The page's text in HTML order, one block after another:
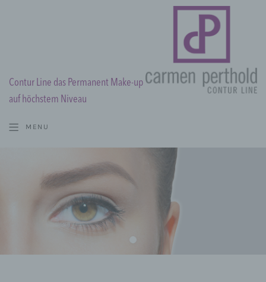
Contur Line das Permanent Make-up
auf höchstem Niveau
MENU
WISSENSWERTES